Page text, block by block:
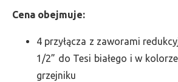
Cena obejmuje:
4 przyłącza z zaworami
1/2” do Tesi białego i w
grzejniku